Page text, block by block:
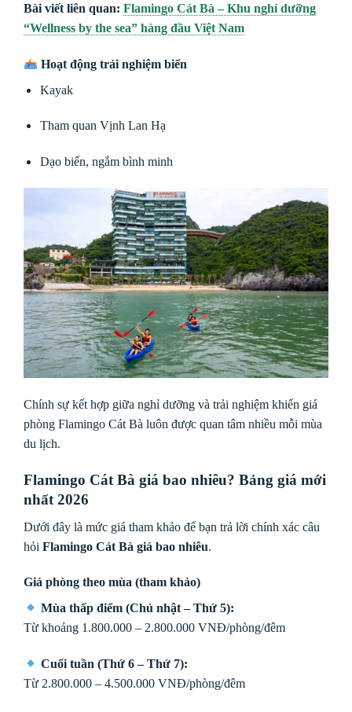
Bài viết liên quan: Flamingo Cát Bà – Khu nghỉ dưỡng
“Wellness by the sea” hàng đầu Việt Nam
Hoạt động trải nghiệm biển
Kayak
Tham quan Vịnh Lan Hạ
Dạo biển, ngắm bình minh
Chính sự kết hợp giữa nghỉ dưỡng và trải nghiệm khiến giá
phòng Flamingo Cát Bà luôn được quan tâm nhiều mỗi mùa
du lịch.
Flamingo Cát Bà giá bao nhiêu? Bảng giá mới
nhất 2026
Dưới đây là mức giá tham khảo để bạn trả lời chính xác câu
hỏi Flamingo Cát Bà giá bao nhiêu.
Giá phòng theo mùa (tham khảo)
Mùa thấp điểm (Chủ nhật – Thứ 5):
Từ khoảng 1.800.000 – 2.800.000 VNĐ/phòng/đêm
Cuối tuần (Thứ 6 – Thứ 7):
Từ 2.800.000 – 4.500.000 VNĐ/phòng/đêm